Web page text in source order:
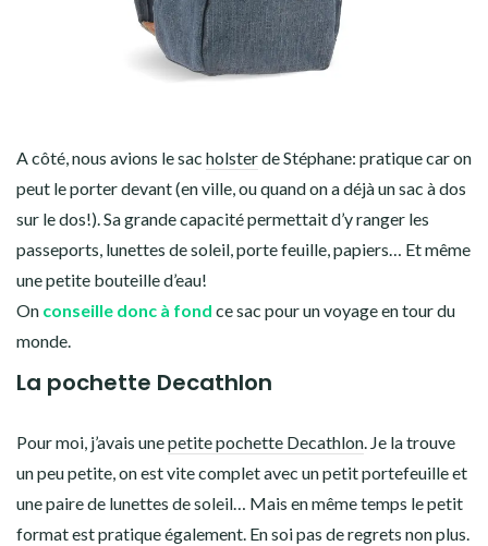
A côté, nous avions le sac holsterde Stéphane: pratique car on
peut le porter devant (en ville, ou quand on a déjà un sac à dos
sur le dos!). Sa grande capacité permettait d’y ranger les
passeports, lunettes de soleil, porte feuille, papiers… Et même
une petite bouteille d’eau!
On conseille donc à fond ce sac pour un voyage en tour du
monde.
La pochette Decathlon
Pour moi, j’avais unepetite pochette Decathlon . Je la trouve
un peu petite, on est vite complet avec un petit portefeuille et
une paire de lunettes de soleil… Mais en même temps le petit
format est pratique également. En soi pas de regrets non plus.